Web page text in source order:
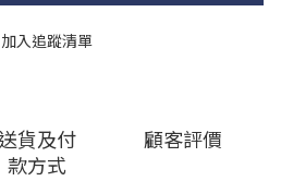
加入追蹤清單
送貨及付
款方式
顧客評價